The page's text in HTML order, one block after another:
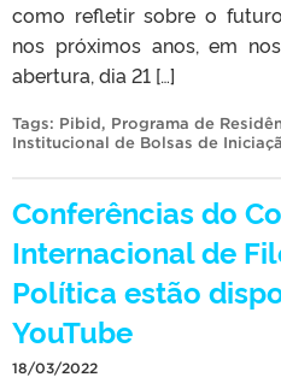
como refletir sobre o
nos próximos anos, em
abertura, dia 21 […]
Tags: Pibid, Programa de
Institucional de Bolsas de
Conferências do
Internacional de
Política estão
YouTube
18/03/2022